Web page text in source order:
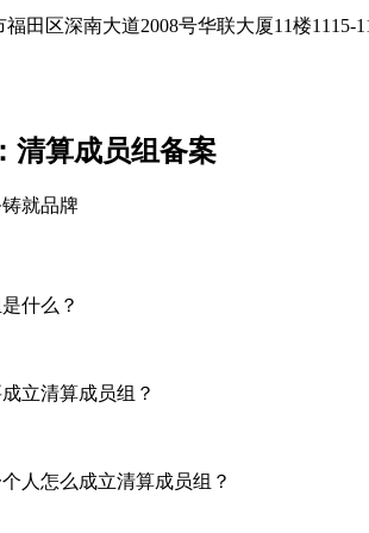
福田区深南大道2008号华联大厦11楼1115-
清算成员组备案
就品牌
什么？
立清算成员组？
人怎么成立清算成员组？